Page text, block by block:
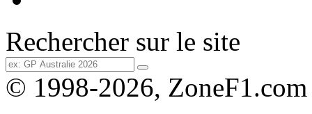
Rechercher sur le site
© 1998-2026, ZoneF1.com